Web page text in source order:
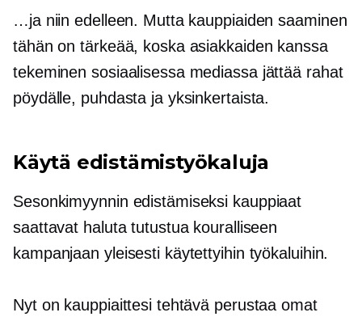
…ja niin edelleen. Mutta kauppiaiden saaminen
tähän on tärkeää, koska asiakkaiden kanssa
tekeminen sosiaalisessa mediassa jättää rahat
pöydälle, puhdasta ja yksinkertaista.
Käytä edistämistyökaluja
Sesonkimyynnin edistämiseksi kauppiaat
saattavat haluta tutustua kouralliseen
kampanjaan yleisesti käytettyihin työkaluihin.
Nyt on kauppiaittesi tehtävä perustaa omat